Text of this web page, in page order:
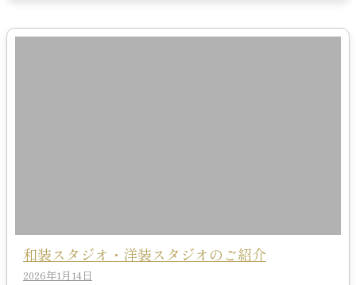
和装スタジオ・洋装スタジオのご紹介
2026年1月14日